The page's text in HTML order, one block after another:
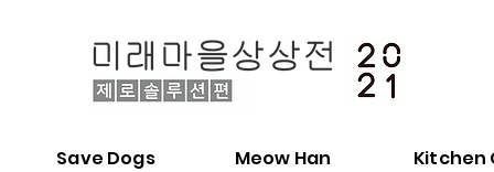
Save Dogs Meow Han
Kitchen